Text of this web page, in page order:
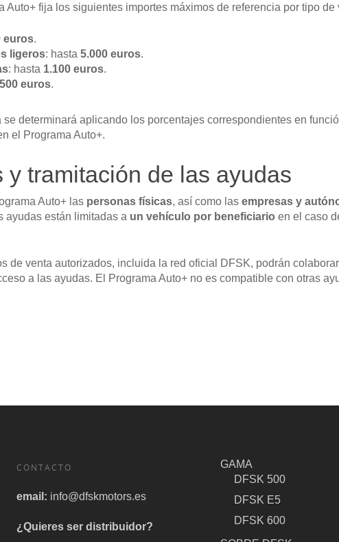
Auto+ fija los siguientes importes máximos de referencia por tipo de
euros.
ligeros: hasta 5.000 euros.
: hasta 1.100 euros.
euros.
se determinará aplicando los porcentajes correspondientes en
el Programa Auto+.
y tramitación de las ayudas
Auto+ las personas físicas, así como las empresas y
ayudas están limitadas a un vehículo por beneficiario en el caso
de venta autorizados, incluida la red oficial DFSK, podrán
a las ayudas. El Programa Auto+ no es compatible con otras
CONTACTO
email: info@dfskmotors.es
¿Quieres ser distribuidor?
GAMA
DFSK 500
DFSK E5
DFSK 600